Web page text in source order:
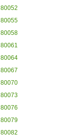
80052
80055
80058
80061
80064
80067
80070
80073
80076
80079
80082